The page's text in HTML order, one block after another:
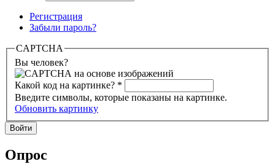
Регистрация
Забыли пароль?
CAPTCHA
Вы человек?
Какой код на картинке? *
Введите символы, которые показаны на картинке.
Обновить картинку
Опрос